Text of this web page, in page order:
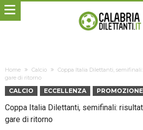
Home Calcio
Coppa Italia Dilettanti,
gare di ritorno
CALCIO ECCELLENZA PROMOZIONE
Coppa Italia Dilettanti, semifinali:
gare di ritorno